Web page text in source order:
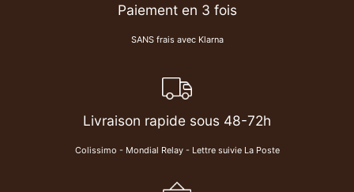
Paiement en 3 fois
SANS frais avec Klarna
Livraison rapide sous 48-72h
Colissimo - Mondial Relay - Lettre suivie La Poste